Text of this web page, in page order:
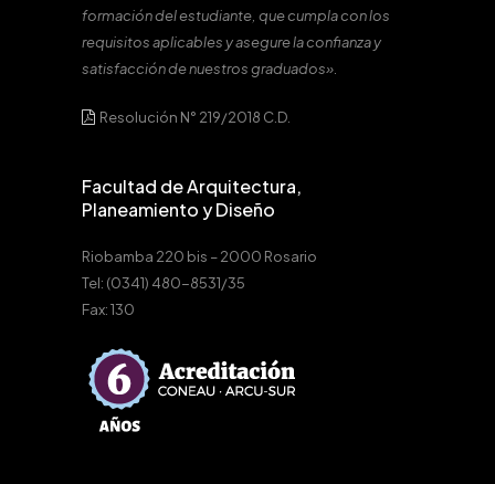
formación del estudiante, que cumpla con los
requisitos aplicables y asegure la confianza y
satisfacción de nuestros graduados».
Resolución N° 219/2018 C.D.
Facultad de Arquitectura,
Planeamiento y Diseño
Riobamba 220 bis – 2000 Rosario
Tel: (0341) 480-8531/35
Fax: 130